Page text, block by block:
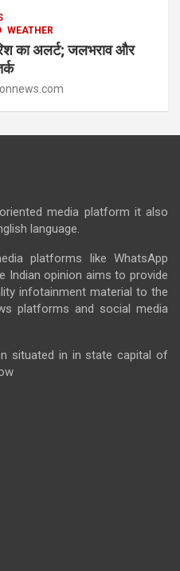
WEATHER
का अलर्ट; जलभराव और
media platform it also
language.
platforms like WhatsApp
Indian opinion aims to provide
infotainment material to the
platforms and social media
situated in in state capital of